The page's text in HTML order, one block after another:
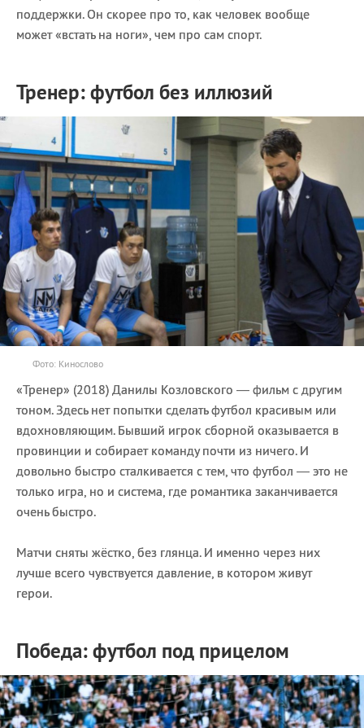
поддержки. Он скорее про то, как человек вообще
может «встать на ноги», чем про сам спорт.
Тренер: футбол без иллюзий
Фото: Кинослово
«Тренер» (2018) Данилы Козловского — фильм с другим
тоном. Здесь нет попытки сделать футбол красивым или
вдохновляющим. Бывший игрок сборной оказывается в
провинции и собирает команду почти из ничего. И
довольно быстро сталкивается с тем, что футбол — это не
только игра, но и система, где романтика заканчивается
очень быстро.
Матчи сняты жёстко, без глянца. И именно через них
лучше всего чувствуется давление, в котором живут
герои.
Победа: футбол под прицелом